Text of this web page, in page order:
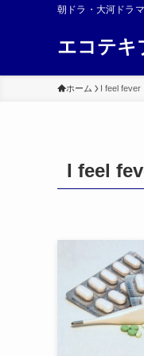
朝ドラ・大河ドラ
エコテキ
ホーム I feel fever
I feel